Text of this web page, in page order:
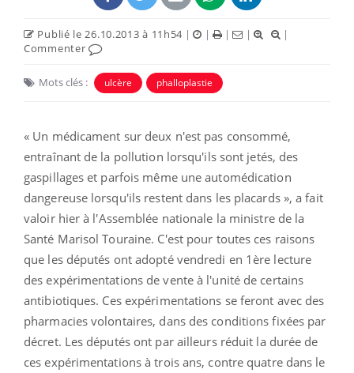
Publié le 26.10.2013 à 11h54 | | | |
|
Commenter
Mots clés : ulcère phalloplastie
« Un médicament sur deux n'est pas consommé,
entraînant de la pollution lorsqu'ils sont jetés, des
gaspillages et parfois même une automédication
dangereuse lorsqu'ils restent dans les placards », a fait
valoir hier à l'Assemblée nationale la ministre de la
Santé Marisol Touraine. C'est pour toutes ces raisons
que les députés ont adopté vendredi en 1ère lecture
des expérimentations de vente à l'unité de certains
antibiotiques. Ces expérimentations se feront avec des
pharmacies volontaires, dans des conditions fixées par
décret. Les députés ont par ailleurs réduit la durée de
ces expérimentations à trois ans, contre quatre dans le